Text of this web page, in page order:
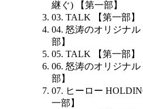
継ぐ) 【第一部】
03. TALK 【第一部】
04. 怒涛のオリジナ
部】
05. TALK 【第一部】
06. 怒涛のオリジナ
部】
07. ヒーロー
一部】